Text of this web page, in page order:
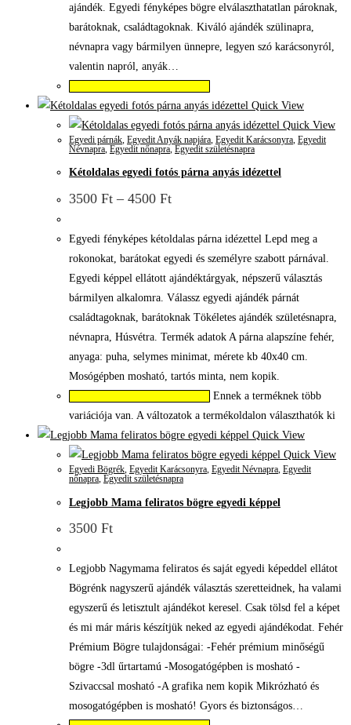
ajándék. Egyedi fényképes bögre elválaszthatatlan pároknak,
barátoknak, családtagoknak. Kiváló ajándék szülinapra,
névnapra vagy bármilyen ünnepre, legyen szó karácsonyról,
valentin napról, anyák…
Quick View
Quick View
Egyedi párnák, Egyedit Anyák napjára, Egyedit Karácsonyra, Egyedit
Névnapra, Egyedit nőnapra, Egyedit születésnapra
Kétoldalas egyedi fotós párna anyás idézettel
3500 Ft – 4500 Ft
Egyedi fényképes kétoldalas párna idézettel Lepd meg a
rokonokat, barátokat egyedi és személyre szabott párnával.
Egyedi képpel ellátott ajándéktárgyak, népszerű választás
bármilyen alkalomra. Válassz egyedi ajándék párnát
családtagoknak, barátoknak Tökéletes ajándék születésnapra,
névnapra, Húsvétra. Termék adatok A párna alapszíne fehér,
anyaga: puha, selymes minimat, mérete kb 40x40 cm.
Mosógépben mosható, tartós minta, nem kopik.
Ennek a terméknek több
variációja van. A változatok a termékoldalon választhatók ki
Quick View
Quick View
Egyedi Bögrék, Egyedit Karácsonyra, Egyedit Névnapra, Egyedit
nőnapra, Egyedit születésnapra
Legjobb Mama feliratos bögre egyedi képpel
3500 Ft
Legjobb Nagymama feliratos és saját egyedi képeddel ellátot
Bögrénk nagyszerű ajándék választás szeretteidnek, ha valami
egyszerű és letisztult ajándékot keresel. Csak tölsd fel a képet
és mi már máris készítjük neked az egyedi ajándékodat. Fehér
Prémium Bögre tulajdonságai: -Fehér prémium minőségű
bögre -3dl űrtartamú -Mosogatógépben is mosható -
Szivaccsal mosható -A grafika nem kopik Mikrózható és
mosogatógépben is mosható! Gyors és biztonságos…